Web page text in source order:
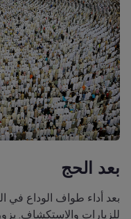
بعد الحج
بعد أداء طواف الوداع
للزيارات والاستكشاف.